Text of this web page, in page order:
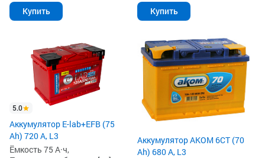
Купить Купить
5.0
Аккумулятор E-lab+EFB (75
Ah) 720 А, L3
Ёмкость 75 А·ч,
Аккумулятор AKOM 6СТ (70
Ah) 680 А, L3